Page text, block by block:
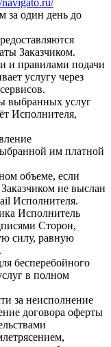
за один день до
Заказчиком.
и правилами подачи
услугу через
выбранных услуг
Исполнителя,
им платной
объеме, если
не выслан
Исполнителя.
Исполнитель
Сторон,
силу, равную
бесперебойного
в полном
за неисполнение
договора оферты